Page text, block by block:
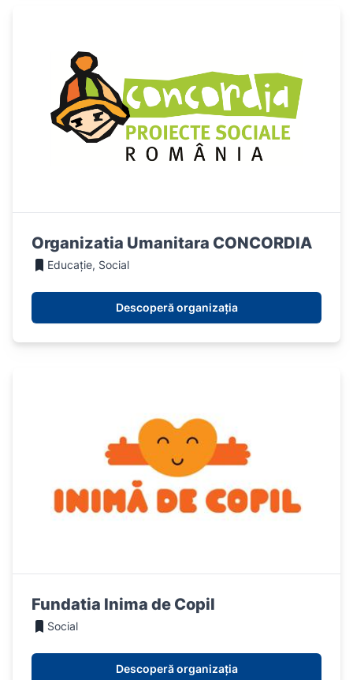
Organizatia Umanitara CONCORDIA
Educație, Social
Descoperă organizația
Fundatia Inima de Copil
Social
Descoperă organizația